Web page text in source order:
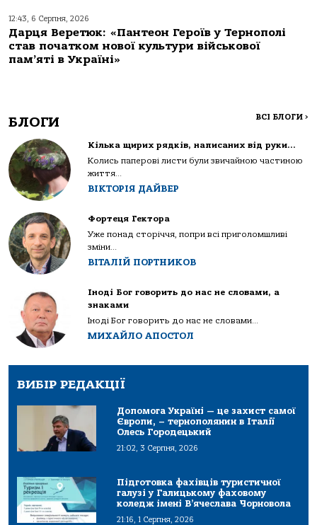
12:43, 6 Серпня, 2026
Дарця Веретюк: «Пантеон Героїв у Тернополі
став початком нової культури військової
пам’яті в Україні»
БЛОГИ ВСІ БЛОГИ >
Кілька щирих рядків, написаних від руки…
Колись паперові листи були звичайною частиною
життя...
ВІКТОРІЯ ДАЙВЕР
Фортеця Гектора
Уже понад сторіччя, попри всі приголомшливі
зміни...
ВІТАЛІЙ ПОРТНИКОВ
Іноді Бог говорить до нас не словами, а
знаками
Іноді Бог говорить до нас не словами...
МИХАЙЛО АПОСТОЛ
ВИБІР РЕДАКЦІЇ
Допомога Україні — це захист самої
Європи, – тернополянин в Італії
Олесь Городецький
21:02, 3 Серпня, 2026
Підготовка фахівців туристичної
галузі у Галицькому фаховому
коледж імені В’ячеслава Чорновола
21:16, 1 Серпня, 2026